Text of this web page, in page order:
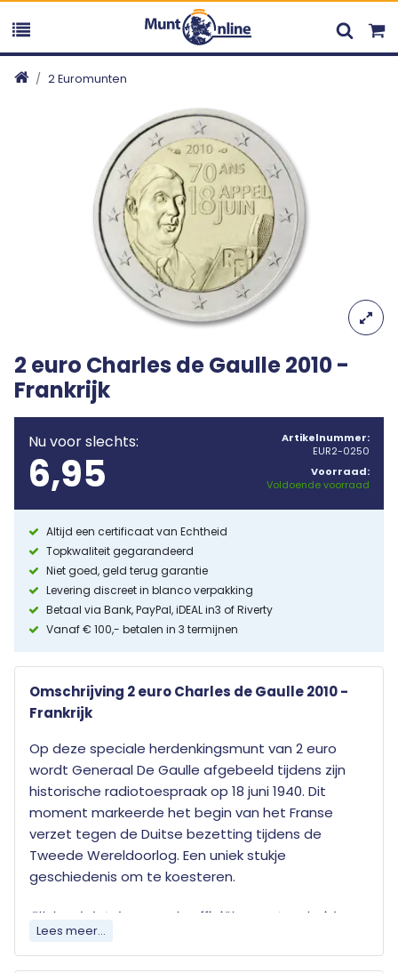
2 Euromunten
2 euro Charles de Gaulle 2010 -
Frankrijk
Nu voor slechts:
6,95
Artikelnummer:
EUR2-0250
Voorraad:
Voldoende voorraad
Altijd een certificaat van Echtheid
Topkwaliteit gegarandeerd
Niet goed, geld terug garantie
Levering discreet in blanco verpakking
Betaal via Bank, PayPal, iDEAL in3 of Riverty
Vanaf € 100,- betalen in 3 termijnen
Omschrijving 2 euro Charles de Gaulle 2010 -
Frankrijk
Op deze speciale herdenkingsmunt van 2 euro
wordt Generaal De Gaulle afgebeeld tijdens zijn
historische radiotoespraak op 18 juni 1940. Dit
moment markeerde het begin van het Franse
verzet tegen de Duitse bezetting tijdens de
Tweede Wereldoorlog. Een uniek stukje
geschiedenis om te koesteren.
Elk land dat de euro als officiële munteenheid
heeft mag jaarlijks twee herdenkingsmunten
uitgeven. Wat deze herdenkingsmunten
Lees meer...